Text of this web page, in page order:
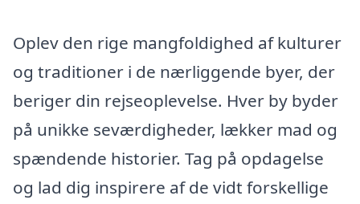
Oplev den rige mangfoldighed af kulturer
og traditioner i de nærliggende byer, der
beriger din rejseoplevelse. Hver by byder
på unikke seværdigheder, lækker mad og
spændende historier. Tag på opdagelse
og lad dig inspirere af de vidt forskellige